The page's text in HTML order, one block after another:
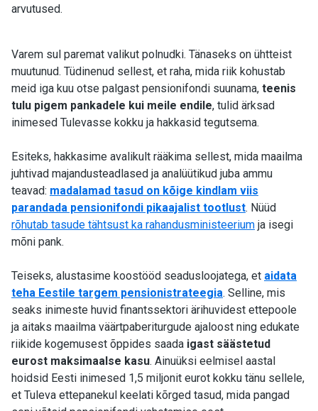
arvutused.
Varem sul paremat valikut polnudki. Tänaseks on ühtteist
muutunud. Tüdinenud sellest, et raha, mida riik kohustab
meid iga kuu otse palgast pensionifondi suunama, teenis
tulu pigem pankadele kui meile endile, tulid ärksad
inimesed Tulevasse kokku ja hakkasid tegutsema.
Esiteks, hakkasime avalikult rääkima sellest, mida maailma
juhtivad majandusteadlased ja analüütikud juba ammu
teavad: madalamad tasud on kõige kindlam viis
parandada pensionifondi pikaajalist tootlust. Nüüd
rõhutab tasude tähtsust ka rahandusministeerium ja isegi
mõni pank.
Teiseks, alustasime koostööd seadusloojatega, et aidata
teha Eestile targem pensionistrateegia. Selline, mis
seaks inimeste huvid finantssektori ärihuvidest ettepoole
ja aitaks maailma väärtpaberiturgude ajaloost ning edukate
riikide kogemusest õppides saada igast säästetud
eurost maksimaalse kasu. Ainuüksi eelmisel aastal
hoidsid Eesti inimesed 1,5 miljonit eurot kokku tänu sellele,
et Tuleva ettepanekul keelati kõrged tasud, mida pangad